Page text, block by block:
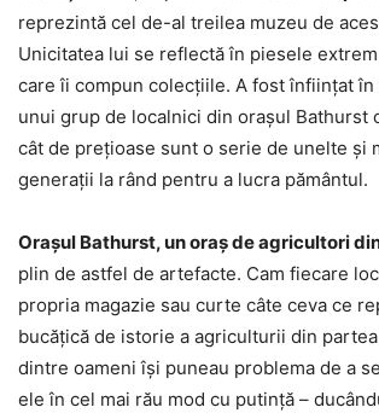
reprezintă cel de-al treilea muzeu de
Unicitatea lui se reflectă în piesele
care îi compun colecţiile. A fost înfiinţat în
unui grup de localnici din oraşul Bathurst
cât de preţioase sunt o serie de unelte şi
generaţii la rând pentru a lucra pământul.
Oraşul Bathurst, un oraş de agricultori
plin de astfel de artefacte. Cam fiecare
propria magazie sau curte câte ceva ce
bucăţică de istorie a agriculturii din
dintre oameni îşi puneau problema de a
ele în cel mai rău mod cu putinţă –